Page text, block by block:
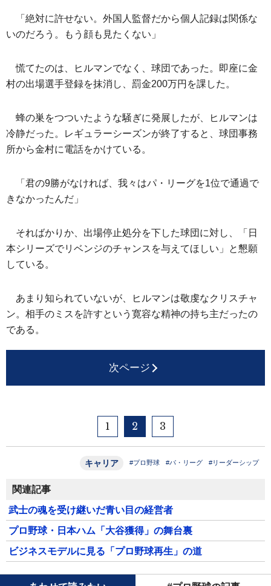
「絶対に許せない。外国人監督だから個人記録は関係な
いのだろう。もう顔も見たくない」
慌てたのは、ヒルマンでなく、球団であった。即座に金
村の出場選手登録を抹消し、罰金200万円を課した。
蜂の巣をつついたような騒ぎに発展したが、ヒルマンは
冷静だった。レギュラーシーズンが終了すると、球団事務
所から金村に電話をかけている。
「君の9勝がなければ、我々はパ・リーグを1位で通過で
きなかったんだ」
そればかりか、出場停止処分を下した球団に対し、「日
本シリーズでリベンジのチャンスを与えてほしい」と懇願
している。
あまり知られていないが、ヒルマンは敬虔なクリスチャ
ン。相手のミスを許すという寛容な精神の持ち主だったの
である。
次ページ
1 2 3
キャリア #プロ野球 #パ・リーグ #リーダーシップ
関連記事
武士の魂を受け継いだ青い目の経営者
プロ野球・日本ハム「大谷獲得」の舞台裏
ビジネスモデルに見る「プロ野球再生」の道